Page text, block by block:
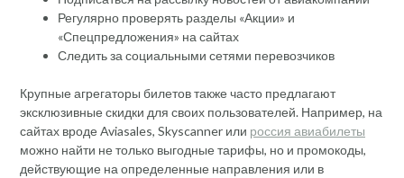
Регулярно проверять разделы «Акции» и
«Спецпредложения» на сайтах
Следить за социальными сетями перевозчиков
Крупные агрегаторы билетов также часто предлагают
эксклюзивные скидки для своих пользователей. Например, на
сайтах вроде Aviasales, Skyscanner или россия авиабилеты
можно найти не только выгодные тарифы, но и промокоды,
действующие на определенные направления или в